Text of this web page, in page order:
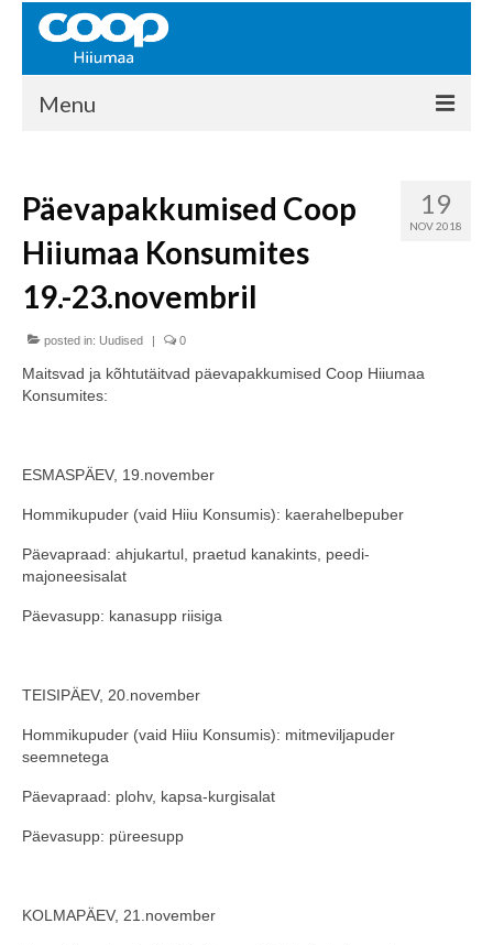
Menu
Kontakt
Liikmed
Ajalugu
KAUPLUSED
EHITUSKESKUS
KAMPAANIAD
COOP KLIENDIKAART
KINKEKAART
PAKUME TÖÖD
MEIE PANUS
19
NOV 2018
Päevapakkumised Coop
Hiiumaa Konsumites
19.-23.novembril
posted in: Uudised | 0
Maitsvad ja kõhtutäitvad päevapakkumised Coop Hiiumaa
Konsumites:
ESMASPÄEV, 19.november
Hommikupuder (vaid Hiiu Konsumis): kaerahelbepuber
Päevapraad: ahjukartul, praetud kanakints, peedi-
majoneesisalat
Päevasupp: kanasupp riisiga
TEISIPÄEV, 20.november
Hommikupuder (vaid Hiiu Konsumis): mitmeviljapuder
seemnetega
Päevapraad: plohv, kapsa-kurgisalat
Päevasupp: püreesupp
KOLMAPÄEV, 21.november